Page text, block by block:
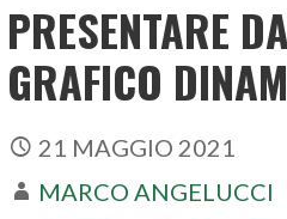
PRESENTARE
GRAFICO
21 MAGGIO 2021
MARCO ANGELUCCI